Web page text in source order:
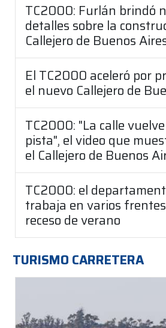
TC2000: Furlán brindó
detalles sobre la
Callejero de Buenos
El TC2000 aceleró por
el nuevo Callejero de
TC2000: "La calle
pista", el video que
el Callejero de Buenos
TC2000: el
trabaja en varios
receso de verano
TURISMO CARRETERA